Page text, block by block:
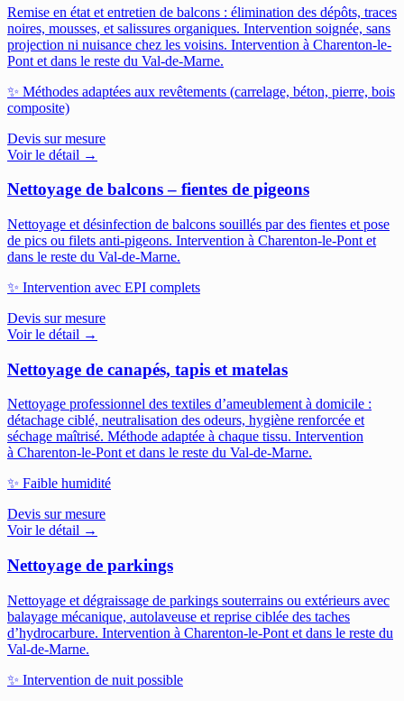
Remise en état et entretien de balcons : élimination des dépôts, traces
noires, mousses, et salissures organiques. Intervention soignée, sans
projection ni nuisance chez les voisins. Intervention à Charenton-le-
Pont et dans le reste du Val-de-Marne.
✨ Méthodes adaptées aux revêtements (carrelage, béton, pierre, bois
composite)
Devis sur mesure
Voir le détail →
Nettoyage de balcons – fientes de pigeons
Nettoyage et désinfection de balcons souillés par des fientes et pose
de pics ou filets anti-pigeons. Intervention à Charenton-le-Pont et
dans le reste du Val-de-Marne.
✨ Intervention avec EPI complets
Devis sur mesure
Voir le détail →
Nettoyage de canapés, tapis et matelas
Nettoyage professionnel des textiles d’ameublement à domicile :
détachage ciblé, neutralisation des odeurs, hygiène renforcée et
séchage maîtrisé. Méthode adaptée à chaque tissu. Intervention
à Charenton-le-Pont et dans le reste du Val-de-Marne.
✨ Faible humidité
Devis sur mesure
Voir le détail →
Nettoyage de parkings
Nettoyage et dégraissage de parkings souterrains ou extérieurs avec
balayage mécanique, autolaveuse et reprise ciblée des taches
d’hydrocarbure. Intervention à Charenton-le-Pont et dans le reste du
Val-de-Marne.
✨ Intervention de nuit possible